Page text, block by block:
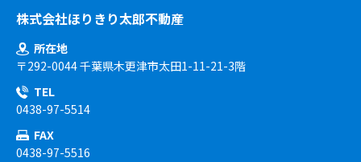
株式会社ほりきり太郎不動産
所在地
〒292-0044 千葉県木更津市太田1-11-21-3階
TEL
0438-97-5514
FAX
0438-97-5516